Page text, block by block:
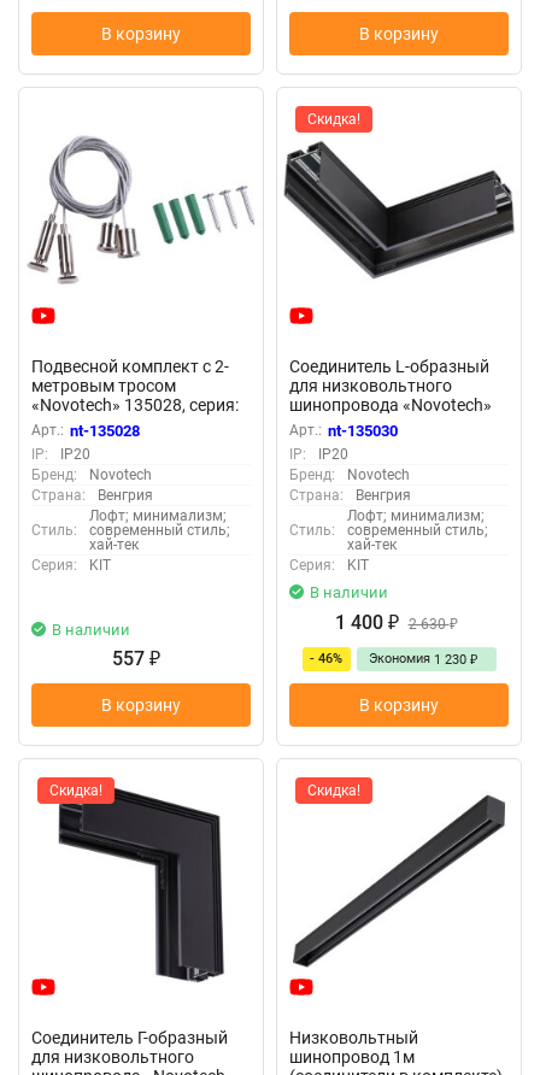
В корзину В корзину
Подвесной комплект с 2-
метровым тросом
«Novotech» 135028, серия:
KIT
Арт.: nt-135028
IP:
IP20
Бренд:
Novotech
Страна:
Венгрия
Стиль:
Лофт; минимализм;
современный стиль;
хай-тек
Серия:
KIT
В наличии
557 ₽
В корзину
Скидка!
Соединитель L-образный
для низковольтного
шинопровода «Novotech»
135030, серия: KIT
Арт.: nt-135030
IP:
IP20
Бренд:
Novotech
Страна:
Венгрия
Стиль:
Лофт; минимализм;
современный стиль;
хай-тек
Серия:
KIT
В наличии
1 400 ₽ 2 630₽
- 46% Экономия 1 230 ₽
В корзину
Скидка!
Соединитель Г-образный
для низковольтного
Скидка!
Низковольтный
шинопровод 1м